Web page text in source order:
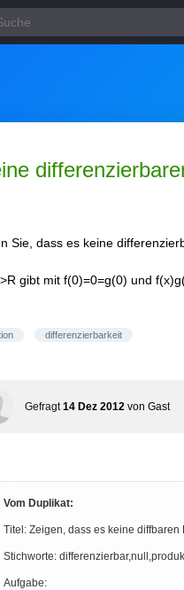
Sie, dass es keine
gibt mit f(0)=0=g(0) und
differenzierbarkeit
Gefragt 14 Dez 2012 von Gast
Vom Duplikat:
Titel: Zeigen, dass es keine
Stichworte:
Aufgabe: